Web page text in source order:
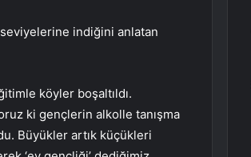
indiğini anlatan
köyler boşaltıldı.
ki gençlerin alkolle tanışma
Büyükler artık küçükleri